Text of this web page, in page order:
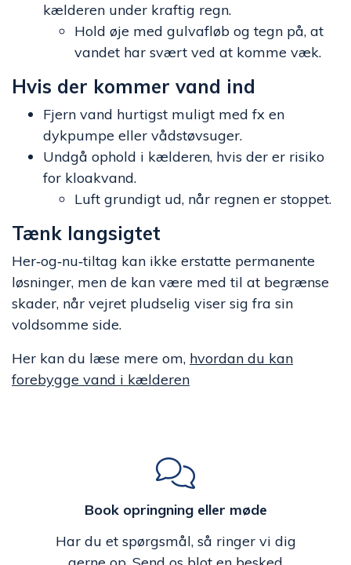
kælderen under kraftig regn.
Hold øje med gulvafløb og tegn på, at
vandet har svært ved at komme væk.
Hvis der kommer vand ind
Fjern vand hurtigst muligt med fx en
dykpumpe eller vådstøvsuger.
Undgå ophold i kælderen, hvis der er risiko
for kloakvand.
Luft grundigt ud, når regnen er stoppet.
Tænk langsigtet
Her‑og‑nu‑tiltag kan ikke erstatte permanente
løsninger, men de kan være med til at begrænse
skader, når vejret pludselig viser sig fra sin
voldsomme side.
Her kan du læse mere om, hvordan du kan
forebygge vand i kælderen
Book opringning eller møde
Har du et spørgsmål, så ringer vi dig